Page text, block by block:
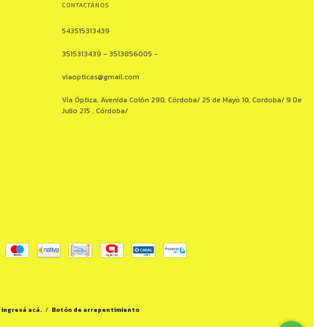
CONTACTÁNOS
543515313439
3515313439 - 3513856005 -
viaopticas@gmail.com
Vía Óptica, Avenida Colón 290, Córdoba/ 25 de Mayo 10, Cordoba/ 9 De
Julio 215 , Córdoba/
ingresá acá. / Botón de arrepentimiento